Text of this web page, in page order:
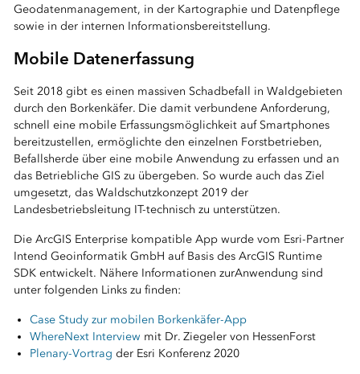
Geodatenmanagement, in der Kartographie und Datenpflege
sowie in der internen Informationsbereitstellung.
Mobile Datenerfassung
Seit 2018 gibt es einen massiven Schadbefall in Waldgebieten
durch den Borkenkäfer. Die damit verbundene Anforderung,
schnell eine mobile Erfassungsmöglichkeit auf Smartphones
bereitzustellen, ermöglichte den einzelnen Forstbetrieben,
Befallsherde über eine mobile Anwendung zu erfassen und an
das Betriebliche GIS zu übergeben. So wurde auch das Ziel
umgesetzt, das Waldschutzkonzept 2019 der
Landesbetriebsleitung IT-technisch zu unterstützen.
Die ArcGIS Enterprise kompatible App wurde vom Esri-Partner
Intend Geoinformatik GmbH auf Basis des ArcGIS Runtime
SDK entwickelt. Nähere Informationen zurAnwendung sind
unter folgenden Links zu finden:
Case Study zur mobilen Borkenkäfer-App
WhereNext Interview mit Dr. Ziegeler von HessenForst
Plenary-Vortrag der Esri Konferenz 2020